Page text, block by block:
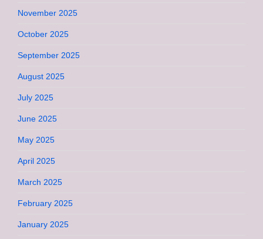
November 2025
October 2025
September 2025
August 2025
July 2025
June 2025
May 2025
April 2025
March 2025
February 2025
January 2025